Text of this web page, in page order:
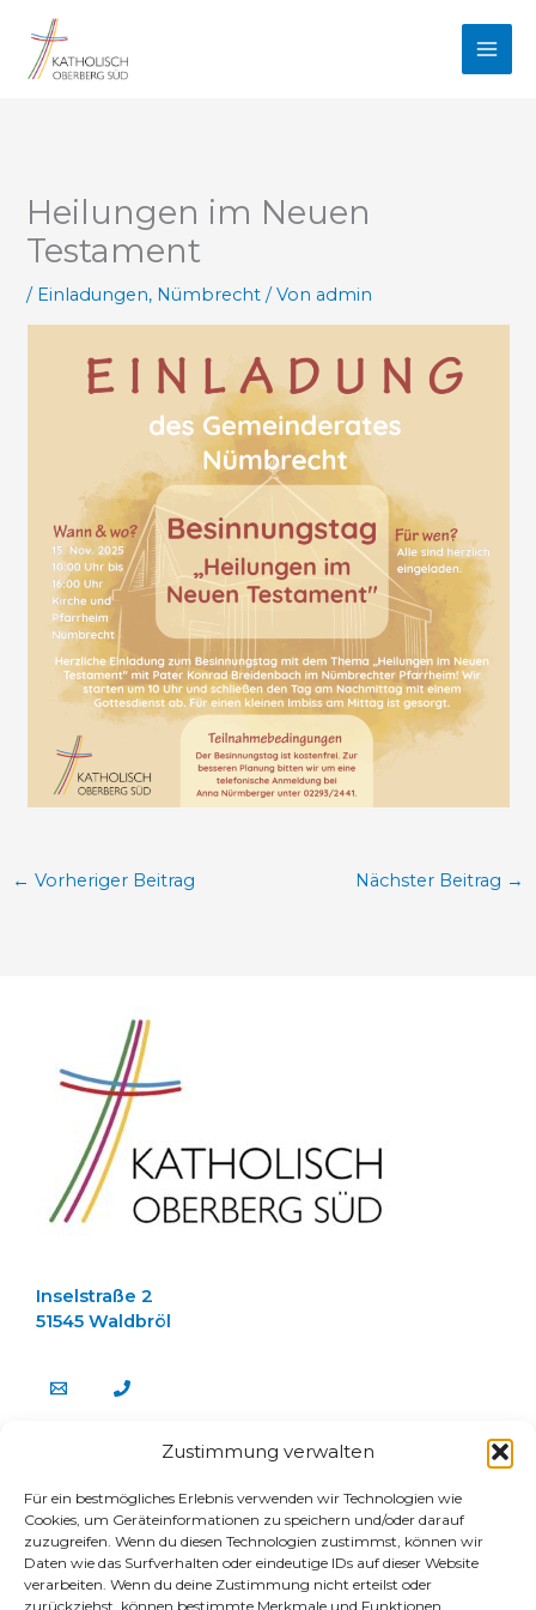
Zustimmung verwalten
Für ein bestmögliches Erlebnis verwenden wir Technologien wie
Cookies, um Geräteinformationen zu speichern und/oder darauf
zuzugreifen. Wenn du diesen Technologien zustimmst, können wir
Daten wie das Surfverhalten oder eindeutige IDs auf dieser Website
verarbeiten. Wenn du deine Zustimmung nicht erteilst oder
zurückziehst, können bestimmte Merkmale und Funktionen
Inhalt
springen
Heilungen im Neuen
Testament
/ Einladungen, Nümbrecht / Von admin
← Vorheriger Beitrag Nächster Beitrag →
Inselstraße 2
51545 Waldbröl
Team
Stellenangebote
E-Mail Login für Gemeinderäte